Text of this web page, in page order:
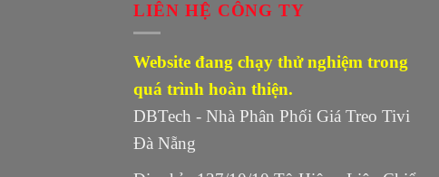
LIÊN HỆ CÔNG TY
Website đang chạy thử nghiệm trong
quá trình hoàn thiện.
DBTech - Nhà Phân Phối Giá Treo Tivi
Đà Nẵng